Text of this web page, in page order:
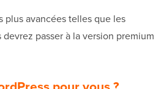
avancées telles que les
passer à la version premium